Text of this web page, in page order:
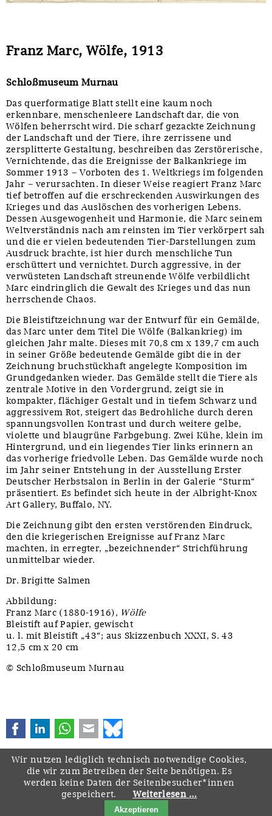
Franz Marc, Wölfe, 1913
Schloßmuseum Murnau
Das querformatige Blatt stellt eine kaum noch
erkennbare, menschenleere Landschaft dar, die von
Wölfen beherrscht wird. Die scharf gezackte Zeichnung
der Landschaft und der Tiere, ihre zerrissene und
zersplitterte Gestaltung, beschreiben das Zerstörerische,
Vernichtende, das die Ereignisse der Balkankriege im
Sommer 1913 – Vorboten des 1. Weltkriegs im folgenden
Jahr – verursachten. In dieser Weise reagiert Franz Marc
tief betroffen auf die erschreckenden Auswirkungen des
Krieges und das Auslöschen des vorherigen Lebens.
Dessen Ausgewogenheit und Harmonie, die Marc seinem
Weltverständnis nach am reinsten im Tier verkörpert sah
und die er vielen bedeutenden Tier-Darstellungen zum
Ausdruck brachte, ist hier durch menschliche Tun
erschüttert und vernichtet. Durch aggressive, in der
verwüsteten Landschaft streunende Wölfe verbildlicht
Marc eindringlich die Gewalt des Krieges und das nun
herrschende Chaos.
Die Bleistiftzeichnung war der Entwurf für ein Gemälde,
das Marc unter dem Titel Die Wölfe (Balkankrieg) im
gleichen Jahr malte. Dieses mit 70,8 cm x 139,7 cm auch
in seiner Größe bedeutende Gemälde gibt die in der
Zeichnung bruchstückhaft angelegte Komposition im
Grundgedanken wieder. Das Gemälde stellt die Tiere als
zentrale Motive in den Vordergrund, zeigt sie in
kompakter, flächiger Gestalt und in tiefem Schwarz und
aggressivem Rot, steigert das Bedrohliche durch deren
spannungsvollen Kontrast und durch weitere gelbe,
violette und blaugrüne Farbgebung. Zwei Kühe, klein im
Hintergrund, und ein liegendes Tier links erinnern an
das vorherige friedvolle Leben. Das Gemälde wurde noch
im Jahr seiner Entstehung in der Ausstellung Erster
Deutscher Herbstsalon in Berlin in der Galerie “Sturm“
präsentiert. Es befindet sich heute in der Albright-Knox
Art Gallery, Buffalo, NY.
Die Zeichnung gibt den ersten verstörenden Eindruck,
den die kriegerischen Ereignisse auf Franz Marc
machten, in erregter, „bezeichnender“ Strichführung
unmittelbar wieder.
Dr. Brigitte Salmen
Abbildung:
Franz Marc (1880-1916), Wölfe
Bleistift auf Papier, gewischt
u. l. mit Bleistift „43“; aus Skizzenbuch XXXI, S. 43
12,5 cm x 20 cm
© Schloßmuseum Murnau
FacebookLinkedInWhatsApp
E-mail
Navigation
überspringen
Startseite Downloads Kontakt Impressum
Wir nutzen lediglich technisch notwendige Cookies,
die wir zum Betreiben der Seite benötigen. Es
werden keine Daten der Seitenbesucher*innen
gespeichert.
Weiterlesen …
Akzeptieren